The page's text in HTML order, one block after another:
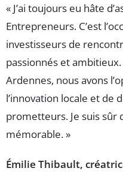
« J’ai toujours eu hâte
Entrepreneurs. C’est
investisseurs de
passionnés et ambitieux.
Ardennes, nous avons
l’innovation locale et de
prometteurs. Je suis sûr
mémorable. »
Émilie Thibault,